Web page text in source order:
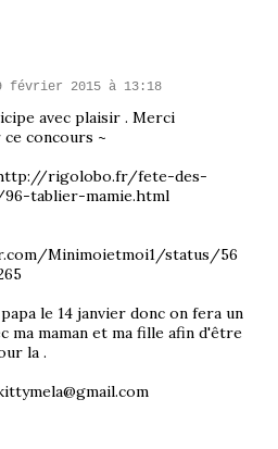
février 2015 à 13:18
avec plaisir . Merci
concours ~
rigolobo.fr/fete-des-
tablier-mamie.html
Minimoietmoi1/status/56
le 14 janvier donc on fera un
ma maman et ma fille afin d'être
la .